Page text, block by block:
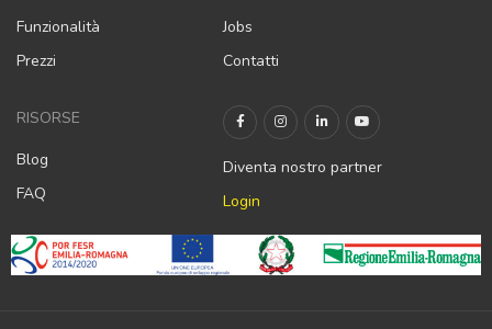
Funzionalità
Prezzi
Jobs
Contatti
RISORSE
Blog
FAQ
Diventa nostro partner
Login